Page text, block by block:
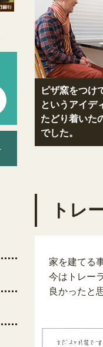
ピザ窯をつけ
というアイデ
たどり着いた
でした。
トレ
家を建てる
今はトレー
良かったと